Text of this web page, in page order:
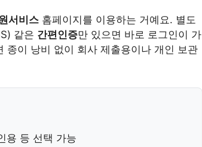
서비스 홈페이지를 이용하는 거예요. 별도
같은 간편인증만 있으면 바로 로그인이 가
종이 낭비 없이 회사 제출용이나 개인 보관
용 등 선택 가능